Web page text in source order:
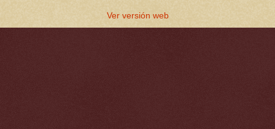
Ver versión web